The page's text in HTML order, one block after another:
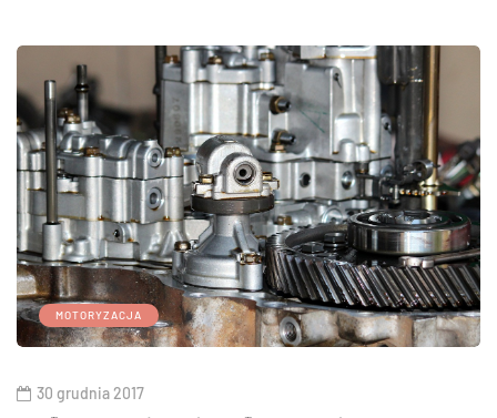
MOTORYZACJA
30 grudnia 2017